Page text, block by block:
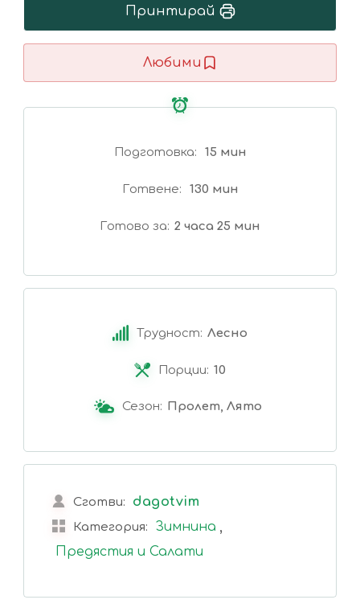
Принтирай
Любими
Подготовка 15 мин
Готвене 130 мин
Готово за 2 часа 25 мин
Трудност: Лесно
Порции: 10
Сезон: Пролет, Лято
Сготви: dagotvim
Категория: Зимнина ,
Предястия и Салати